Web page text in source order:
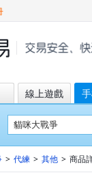
線上遊戲
> 代練 > 其他 > 商品